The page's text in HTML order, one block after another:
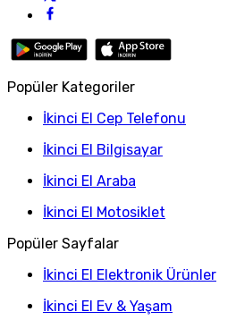
Popüler Kategoriler
İkinci El Cep Telefonu
İkinci El Bilgisayar
İkinci El Araba
İkinci El Motosiklet
Popüler Sayfalar
İkinci El Elektronik Ürünler
İkinci El Ev & Yaşam